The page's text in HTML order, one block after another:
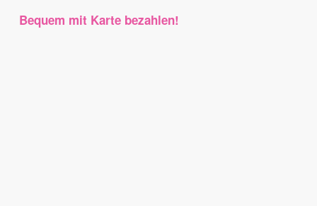
Bequem mit Karte bezahlen!